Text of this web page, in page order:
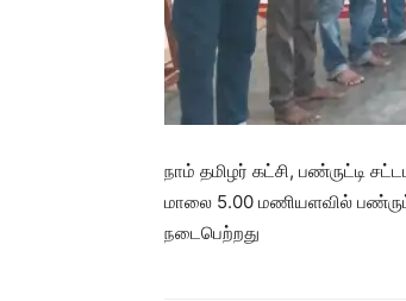
நாம் தமிழர் கட்சி, பண்ருட்டி
மாலை 5.00 மணியளவில்
நடைபெற்றது